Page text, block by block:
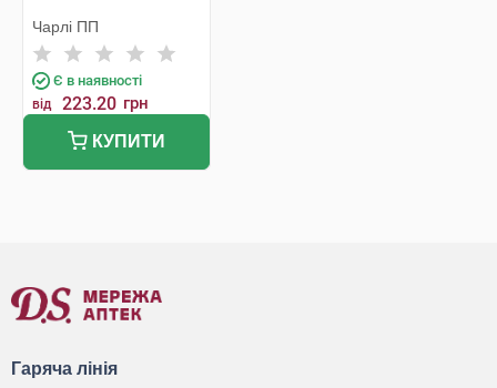
Чарлі ПП
Є в наявності
від 223.20 грн
КУПИТИ
Гаряча лінія